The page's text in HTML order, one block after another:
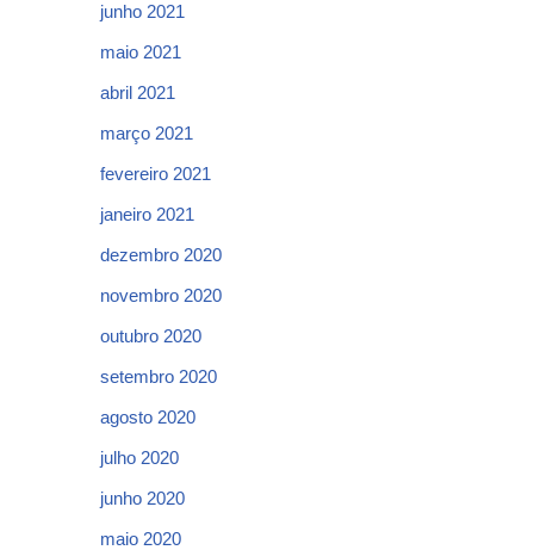
junho 2021
maio 2021
abril 2021
março 2021
fevereiro 2021
janeiro 2021
dezembro 2020
novembro 2020
outubro 2020
setembro 2020
agosto 2020
julho 2020
junho 2020
maio 2020